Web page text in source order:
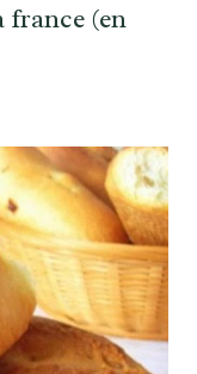
france (en